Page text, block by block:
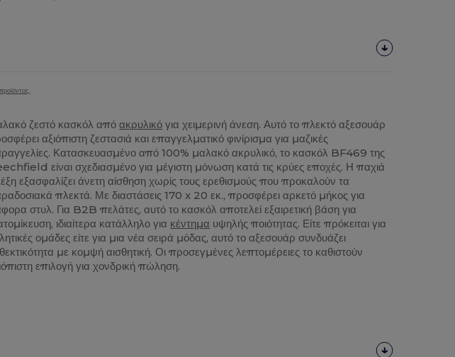
ζεστό κασκόλ απόακρυλικό για χειμερινή άνεση. Αυτό το πλεκτό αξεσουάρ
αξιόπιστη ζεστασιά και επαγγελματικό φινίρισμα για μαζικές
Κατασκευασμένο από 100% μαλακό ακρυλικό, το κασκόλ BF469 της
είναι σχεδιασμένο για μέγιστη μόνωση κατά τις κρύες εποχές. Η παχιά
εξασφαλίζει άνετη αίσθηση χωρίς τους ερεθισμούς που προκαλούν τα
πλεκτά. Με διαστάσεις 170 x 20 εκ., προσφέρει αρκετό μήκος για
στυλ. Για B2B πελάτες, αυτό το κασκόλ αποτελεί εξαιρετική βάση για
ιδιαίτερα κατάλληλο για κέντημα υψηλής ποιότητας. Είτε πρόκειται για
ομάδες είτε για μια νέα σειρά μόδας, αυτό το αξεσουάρ συνδυάζει
με κομψή αισθητική. Οι προσεγμένες λεπτομέρειες το καθιστούν
επιλογή για χονδρική πώληση.